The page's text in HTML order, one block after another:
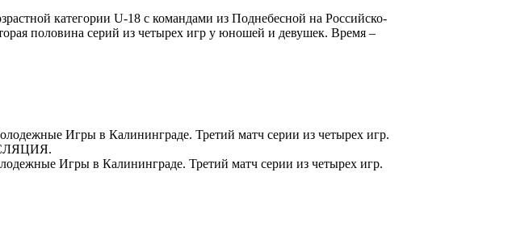
категории U-18 с командами из Поднебесной на Российско-
половина серий из четырех игр у юношей и девушек. Время –
Игры в Калининграде. Третий матч серии из четырех игр.
Игры в Калининграде. Третий матч серии из четырех игр.